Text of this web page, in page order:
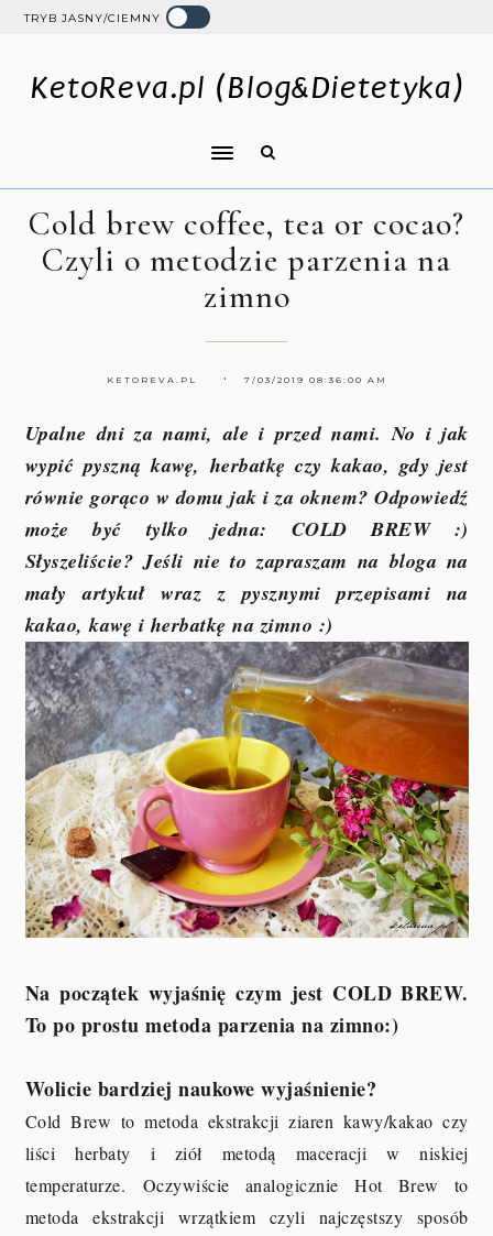
TRYB JASNY/CIEMNY
KetoReva.pl (Blog&Dietetyka)
Cold brew coffee, tea or cocao?
Czyli o metodzie parzenia na
zimno
KETOREVA.PL 7/03/2019 08:36:00 AM
Upalne dni za nami, ale i przed nami. No i jak
wypić pyszną kawę, herbatkę czy kakao, gdy jest
równie gorąco w domu jak i za oknem? Odpowiedź
może być tylko jedna: COLD BREW :)
Słyszeliście? Jeśli nie to zapraszam na bloga na
mały artykuł wraz z pysznymi przepisami na
kakao, kawę i herbatkę na zimno :)
Na początek wyjaśnię czym jest COLD BREW.
To po prostu metoda parzenia na zimno:)
Wolicie bardziej naukowe wyjaśnienie?
Cold Brew to metoda ekstrakcji ziaren kawy/kakao czy
liści herbaty i ziół metodą maceracji w niskiej
temperaturze. Oczywiście analogicznie Hot Brew to
metoda ekstrakcji wrzątkiem czyli najczęstszy sposób